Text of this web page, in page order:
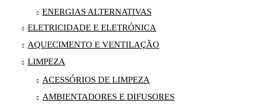
ENERGIAS ALTERNATIVAS
ELETRICIDADE E ELETRÓNICA
AQUECIMENTO E VENTILAÇÃO
LIMPEZA
ACESSÓRIOS DE LIMPEZA
AMBIENTADORES E DIFUSORES